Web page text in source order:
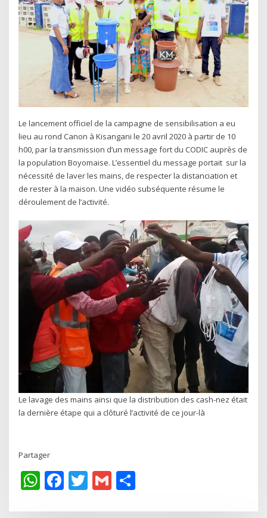
Le lancement officiel de la campagne de sensibilisation a eu
lieu au rond Canon à Kisangani le 20 avril 2020 à partir de 10
h00, par la transmission d’un message fort du CODIC auprès de
la population Boyomaise. L’essentiel du message portait sur la
nécessité de laver les mains, de respecter la distanciation et
de rester à la maison. Une vidéo subséquente résume le
déroulement de l’activité.
Le lavage des mains ainsi que la distribution des cash-nez était
la dernière étape qui a clôturé l’activité de ce jour-là
Partager
WhatsApp
Facebook
Twitter
Gmail